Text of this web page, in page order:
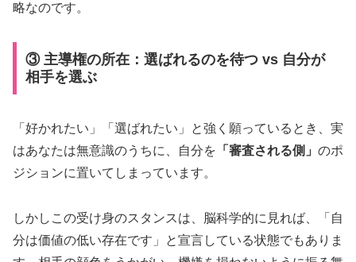
略なのです。
③ 主導権の所在：選ばれるのを待つ vs 自分が
相手を選ぶ
「好かれたい」「選ばれたい」と強く願っているとき、実
はあなたは無意識のうちに、自分を 「審査される側」 のポ
ジションに置いてしまっています。
しかしこの受け身のスタンスは、脳科学的に見れば、「自
分は価値の低い存在です」と宣言している状態でもありま